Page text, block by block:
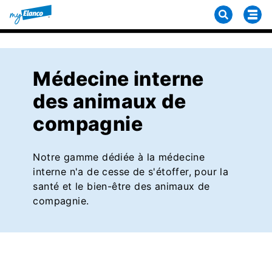
Médecine interne
des animaux de
compagnie
Notre gamme dédiée à la médecine
interne n'a de cesse de s'étoffer, pour la
santé et le bien-être des animaux de
compagnie.